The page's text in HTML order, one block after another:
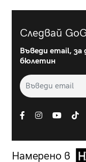
Следвай
Въведи email, за
бюлетин
Намерено в